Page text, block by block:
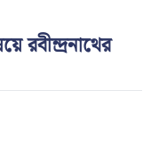
রবীন্দ্রনাথের